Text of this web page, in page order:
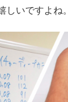
しいですよね。